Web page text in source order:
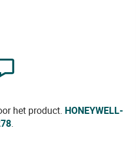
het product. HONEYWELL-
.